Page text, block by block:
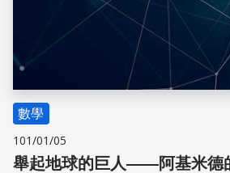
數學
101/01/05
舉起地球的巨人——阿基米德